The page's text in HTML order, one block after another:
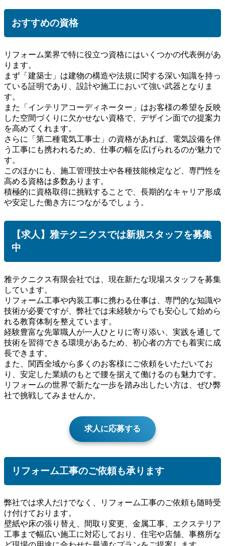
おすすめの資格
リフォーム業界で特に役立つ資格にはいくつかの代表例があ
ります。
まず「建築士」は建物の構造や法規に関する深い知識を持っ
ている証明であり、設計や施工において強い武器となりま
す。
また「インテリアコーディネーター」はお客様の希望を反映
した空間づくりに欠かせない資格で、デザイン面での提案力
を高めてくれます。
さらに「第二種電気工事士」の資格があれば、電気設備を伴
う工事にも携われるため、仕事の幅を広げられるのが魅力で
す。
このほかにも、施工管理技士や各種技能検定など、専門性を
高める資格は多数あります。
積極的に資格取得に挑戦することで、長期的なキャリア形成
や安定した働き方につながるでしょう。
【求人】雅テクニクスでは新規スタッフを募集
中
雅テクニクス有限会社では、現在新たな現場スタッフを募集
しています。
リフォーム工事や内装工事に携わる仕事は、専門的な知識や
技術が必要ですが、弊社では未経験からでも安心して始めら
れる教育体制を整えています。
経験豊富な先輩職人が一人ひとりに寄り添い、実践を通して
技術を習得できる環境があるため、初心者の方でも着実に成
長できます。
また、関西全域から多くのお客様にご依頼をいただいてお
り、安定した業績のもとで腰を据えて働けるのも魅力です。
リフォームの世界で新たな一歩を踏み出したい方は、ぜひ弊
社で挑戦してみませんか。
求人に応募する
リフォーム工事のご依頼も承ります
弊社では求人だけでなく、リフォーム工事のご依頼も随時受
け付けております。
壁紙や床の張り替え、間取り変更、金属工事、エクステリア
工事まで幅広い施工に対応しており、住宅や店舗、事務所な